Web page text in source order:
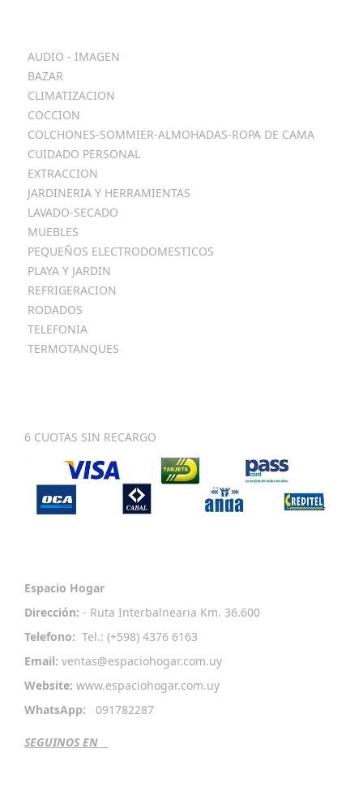
AUDIO - IMAGEN
BAZAR
CLIMATIZACION
COCCION
COLCHONES-SOMMIER-ALMOHADAS-ROPA DE CAMA
CUIDADO PERSONAL
EXTRACCION
JARDINERIA Y HERRAMIENTAS
LAVADO-SECADO
MUEBLES
PEQUEÑOS ELECTRODOMESTICOS
PLAYA Y JARDIN
REFRIGERACION
RODADOS
TELEFONIA
TERMOTANQUES
6 CUOTAS SIN RECARGO
Espacio Hogar
Dirección: - Ruta Interbalnearia Km. 36.600
Telefono: Tel.: (+598) 4376 6163
Email: ventas@espaciohogar.com.uy
Website: www.espaciohogar.com.uy
WhatsApp: 091782287
SEGUINOS EN